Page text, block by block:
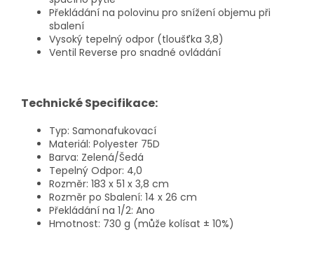
Překládání na polovinu pro snížení objemu při
sbalení
Vysoký tepelný odpor (tloušťka 3,8)
Ventil Reverse pro snadné ovládání
Technické Specifikace:
Typ: Samonafukovací
Materiál: Polyester 75D
Barva: Zelená/Šedá
Tepelný Odpor: 4,0
Rozměr: 183 x 51 x 3,8 cm
Rozměr po Sbalení: 14 x 26 cm
Překládání na 1/2: Ano
Hmotnost: 730 g (může kolísat ± 10%)